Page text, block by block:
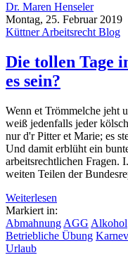
Dr. Maren Henseler
Montag, 25. Februar 2019
Küttner Arbeitsrecht Blog
Die tollen Tage
es sein?
Wenn et Trömmelche jeht
weiß jedenfalls jeder
nur d'r Pitter et Marie; es
Und damit erblüht ein
arbeitsrechtlichen Fragen.
weiten Teilen der
Weiterlesen
Markiert in:
Abmahnung AGG Alkohol
Betriebliche Übung
Urlaub